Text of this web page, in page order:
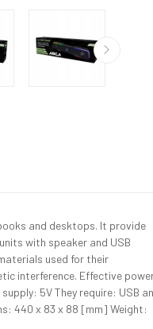
and desktops. It provide
with speaker and USB
used for their
interference. Effective
5V They require: USB
440 x 83 x 88 [mm] Weight: